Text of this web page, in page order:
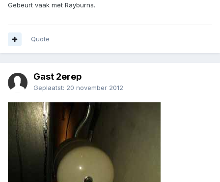
Gebeurt vaak met Rayburns.
Quote
Gast 2erep
Geplaatst: 20 november 2012